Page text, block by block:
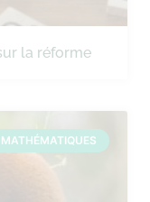
la réforme
MATHÉMATIQUES